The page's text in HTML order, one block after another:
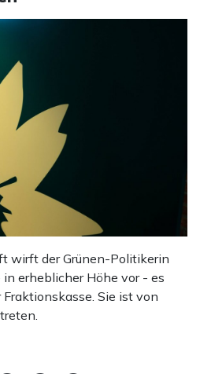
wirft der Grünen-Politikerin
erheblicher Höhe vor - es
Fraktionskasse. Sie ist von